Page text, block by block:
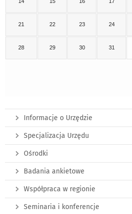
14 15 16 17
21 22 23 24
28 29 30 31
Informacje o Urzędzie
Specjalizacja Urzędu
Ośrodki
Badania ankietowe
Współpraca w regionie
Seminaria i konferencje